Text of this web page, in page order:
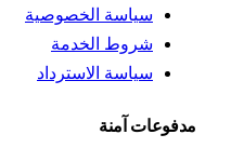
سياسة الخصوصية
شروط الخدمة
سياسة الاسترداد
آمنة